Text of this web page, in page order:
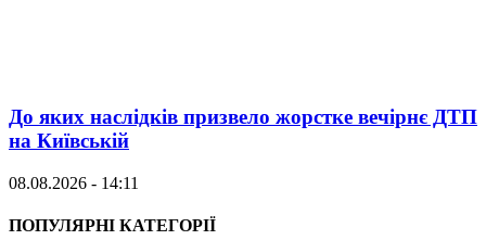
До яких наслідків призвело жорстке вечірнє ДТП
на Київській
08.08.2026 - 14:11
ПОПУЛЯРНІ КАТЕГОРІЇ